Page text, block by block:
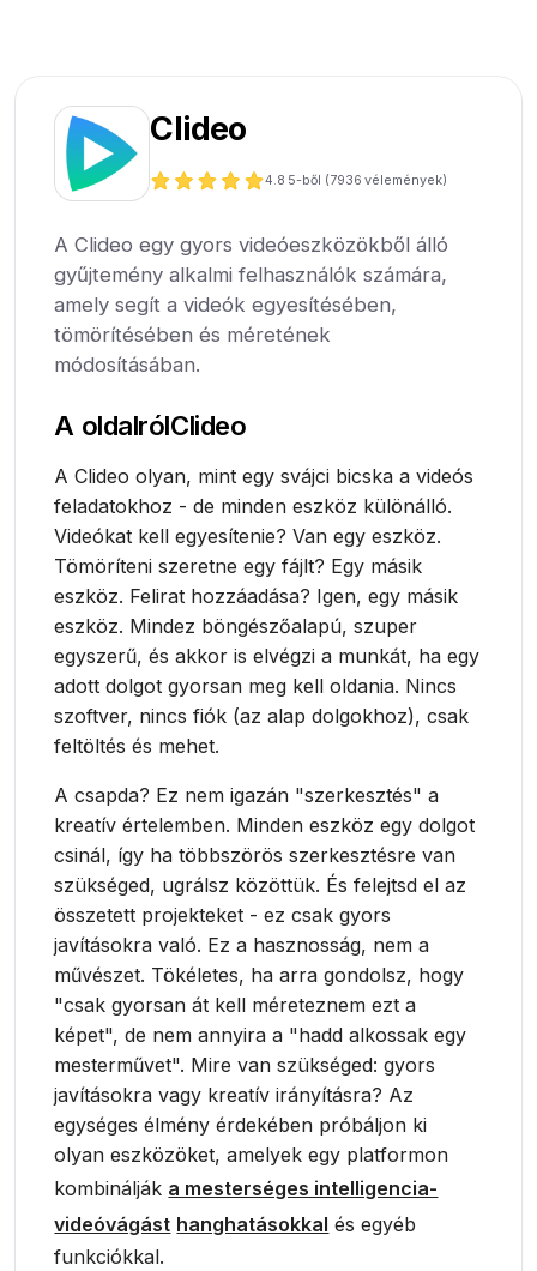
Clideo
4.8 5-ből (7936 vélemények)
A Clideo egy gyors videóeszközökből álló
gyűjtemény alkalmi felhasználók számára,
amely segít a videók egyesítésében,
tömörítésében és méretének
módosításában.
A oldalrólClideo
A Clideo olyan, mint egy svájci bicska a videós
feladatokhoz - de minden eszköz különálló.
Videókat kell egyesítenie? Van egy eszköz.
Tömöríteni szeretne egy fájlt? Egy másik
eszköz. Felirat hozzáadása? Igen, egy másik
eszköz. Mindez böngészőalapú, szuper
egyszerű, és akkor is elvégzi a munkát, ha egy
adott dolgot gyorsan meg kell oldania. Nincs
szoftver, nincs fiók (az alap dolgokhoz), csak
feltöltés és mehet.
A csapda? Ez nem igazán "szerkesztés" a
kreatív értelemben. Minden eszköz egy dolgot
csinál, így ha többszörös szerkesztésre van
szükséged, ugrálsz közöttük. És felejtsd el az
összetett projekteket - ez csak gyors
javításokra való. Ez a hasznosság, nem a
művészet. Tökéletes, ha arra gondolsz, hogy
"csak gyorsan át kell méreteznem ezt a
képet", de nem annyira a "hadd alkossak egy
mesterművet". Mire van szükséged: gyors
javításokra vagy kreatív irányításra? Az
egységes élmény érdekében próbáljon ki
olyan eszközöket, amelyek egy platformon
kombinálják a mesterséges intelligencia-
videóvágást hanghatásokkal és egyéb
funkciókkal.